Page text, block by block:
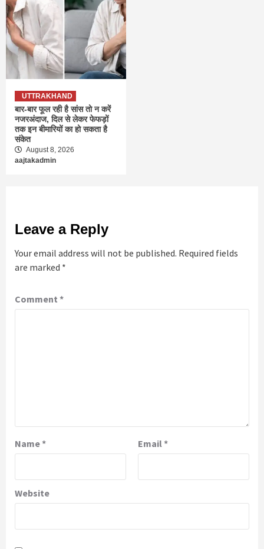
UTTRAKHAND
बार-बार फूल रही है सांस तो न करें
नजरअंदाज, दिल से लेकर फेफड़ों
तक इन बीमारियों का हो सकता है
संकेत
August 8, 2026
aajtakadmin
Leave a Reply
Your email address will not be published. Required fields
are marked *
Comment *
Name* Email *
Website